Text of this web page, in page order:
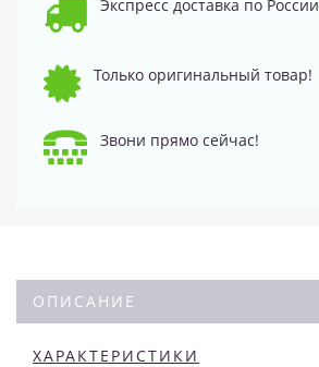
Экспресс доставка по России
Только оригинальный товар!
Звони прямо сейчас!
ОПИСАНИЕ
ХАРАКТЕРИСТИКИ